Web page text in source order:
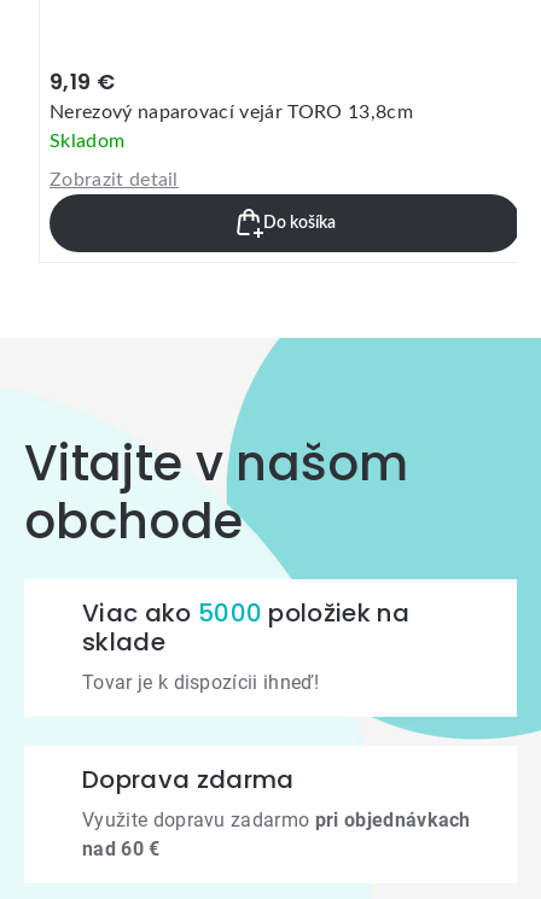
9,19 €
Nerezový naparovací vejár TORO 13,8cm
Skladom
Zobrazit detail
Do košíka
Vitajte v našom
obchode
Viac ako 5000 položiek na
sklade
Tovar je k dispozícii ihneď!
Doprava zdarma
Využite dopravu zadarmo pri objednávkach
nad 60 €